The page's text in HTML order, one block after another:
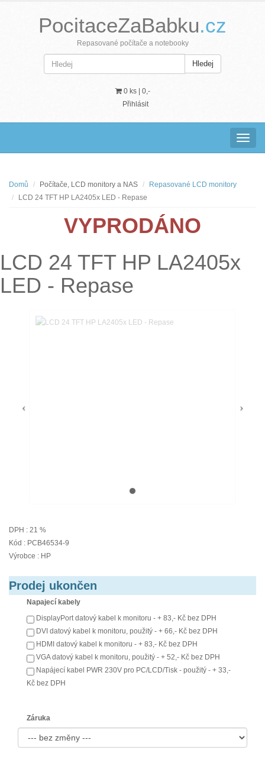
PocitaceZaBabku.cz
Repasované počítače a notebooky
Hledej
0 ks | 0,-
Přihlásit
Domů Počítače, LCD monitory a NAS
Repasované LCD monitory
LCD 24 TFT HP LA2405x LED - Repase
VYPRODÁNO
LCD 24 TFT HP LA2405x
LED - Repase
DPH : 21 %
Kód : PCB46534-9
Výrobce : HP
Prodej ukončen
Napajecí kabely
DisplayPort datový kabel k monitoru - + 83,- Kč bez DPH
DVI datový kabel k monitoru, použitý - + 66,- Kč bez DPH
HDMI datový kabel k monitoru - + 83,- Kč bez DPH
VGA datový kabel k monitoru, použitý - + 52,- Kč bez DPH
Napájecí kabel PWR 230V pro PC/LCD/Tisk - použitý - + 33,-
Kč bez DPH
Záruka